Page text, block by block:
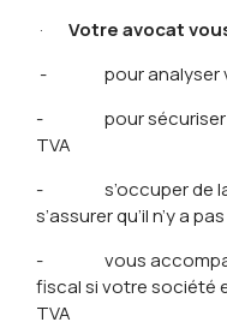
·
Votre avocat
- pour analyser
- pour sécuriser
TVA
- s’occuper de la
s’assurer qu’il n’y a
- vous
fiscal si votre société
TVA